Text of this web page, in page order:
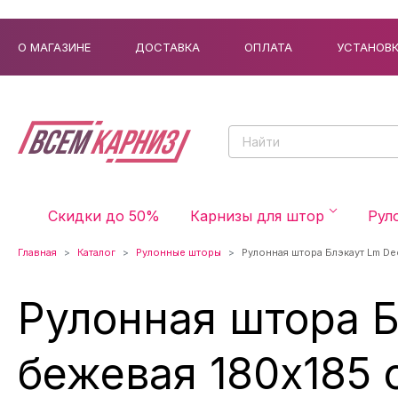
О МАГАЗИНЕ ДОСТАВКА ОПЛАТА
Скидки до 50% Карнизы для штор
Главная Каталог Рулонные шторы Рулонная штора Блэкаут Lm
Рулонная штора
бежевая 180x185